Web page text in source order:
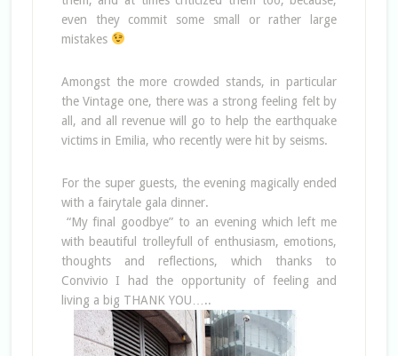
even they commit some small or rather large
mistakes
Amongst the more crowded stands, in particular
the Vintage one, there was a strong feeling felt by
all, and all revenue will go to help the earthquake
victims in Emilia, who recently were hit by seisms.
For the super guests, the evening magically ended
with a fairytale gala dinner.
“My final goodbye” to an evening which left me
with beautiful trolleyfull of enthusiasm, emotions,
thoughts and reflections, which thanks to
Convivio I had the opportunity of feeling and
living a big THANK YOU…..